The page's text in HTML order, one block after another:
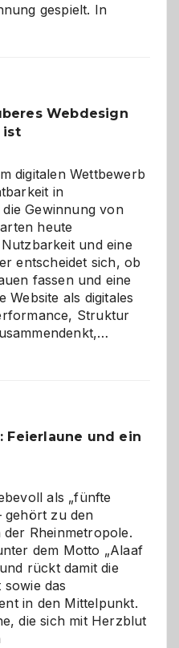
gespielt. In
Webdesign
ist
digitalen Wettbewerb
in
Gewinnung von
heute
und eine
entscheidet sich, ob
fassen und eine
Website als digitales
Struktur
geworden
Feierlaune und ein
als „fünfte
gehört zu den
Rheinmetropole.
dem Motto „Alaaf
rückt damit die
das
in den Mittelpunkt.
die sich mit Herzblut